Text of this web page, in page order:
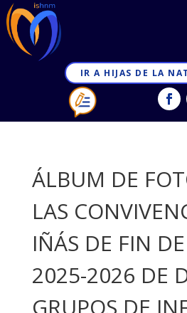
IR A HIJAS DE LA
ÁLBUM DE
LAS
IÑÁS DE FIN
2025-2026 DE
GRUPOS DE